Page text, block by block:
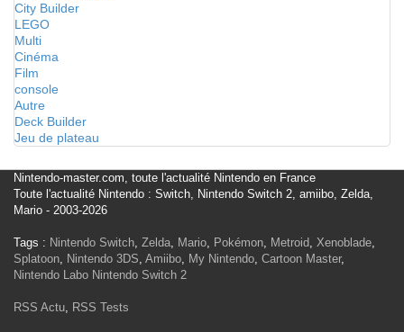
City Builder
LEGO
Multi
Cinéma
Film
console
Autre
Deck Builder
Jeu de plateau
Nintendo-master.com, toute l'actualité Nintendo en France
Toute l'actualité Nintendo : Switch, Nintendo Switch 2, amiibo, Zelda,
Mario - 2003-2026
Tags : Nintendo Switch, Zelda, Mario, Pokémon, Metroid, Xenoblade,
Splatoon, Nintendo 3DS, Amiibo, My Nintendo, Cartoon Master,
Nintendo Labo Nintendo Switch 2
RSS Actu, RSS Tests